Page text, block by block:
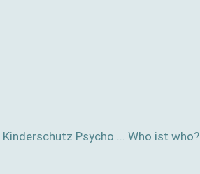
Kinderschutz Psycho ... Who ist who?